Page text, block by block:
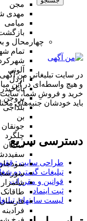
مجن
مهدی
میامی
چهارمحال و
تمام
آلونی
اردل
باباحیدر
بروجن
بلداجی
بن
جونقان
چلگرد
سامان
شلمزار
طاقانک
فارسان
فرادبنه
در سایت تبلیغاتی من
و هیچ واسطه‌ای در این
خرید و فروشِ شما، سایت
باید خودشان جنبه‌های
دسترسی سریع
طراحی سایت :‌
تبلیغات گسترده
قوانین و مقررات
ثبت اینماد
لیست سایتهای